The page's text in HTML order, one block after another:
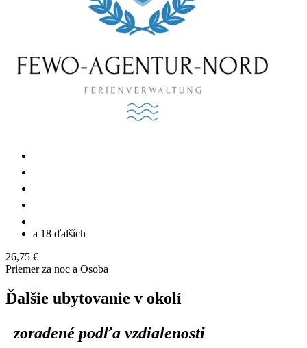
a 18 ďalších
26,75 €
Priemer za noc a Osoba
Ďalšie ubytovanie v okolí
zoradené podľa vzdialenosti